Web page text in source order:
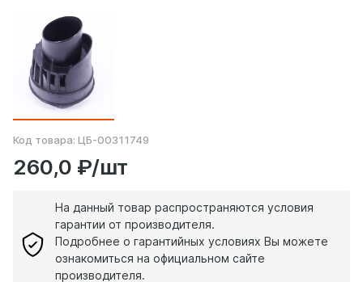
Код товара: ЦБ-00311749
260,0 ₽/шт
На данный товар распространяются условия
гарантии от производителя.
Подробнее о гарантийных условиях Вы можете
ознакомиться на официальном сайте
производителя.